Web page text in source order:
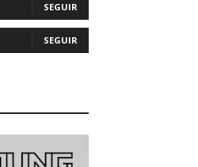
SEGUIR
SEGUIR